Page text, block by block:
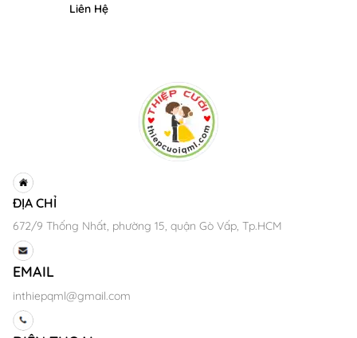
Liên Hệ
ĐỊA CHỈ
672/9 Thống Nhất, phường 15, quận Gò Vấp, Tp.HCM
EMAIL
inthiepqml@gmail.com